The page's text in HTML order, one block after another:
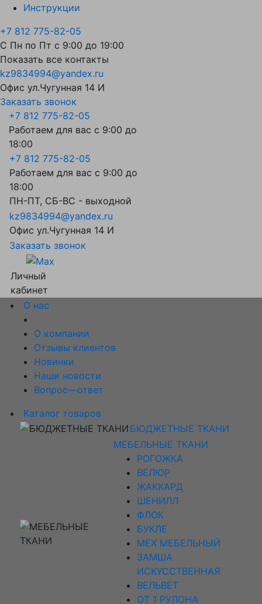
Инструкции
+7 812 775-82-05
С Пн по Пт с 9:00 до 19:00
Показать все контакты
kz9834994@yandex.ru
Офис ул.Чугунная 14 И
Заказать звонок
+7 812 775-82-05
Работаем для вас с 9:00 до
18:00
+7 812 775-82-05
Работаем для вас с 9:00 до
18:00
ПН-ПТ, СБ-ВС - выходной
kz9834994@yandex.ru
Офис ул.Чугунная 14 И
Заказать звонок
Личный
кабинет
О нас
О компании
Отзывы клиентов
Новинки
Наши новости
Вопрос—ответ
Каталог товаров
БЮДЖЕТНЫЕ ТКАНИ
МЕБЕЛЬНЫЕ ТКАНИ
РОГОЖКА
ВЕЛЮР
ЖАККАРД
ШЕНИЛЛ
ФЛОК
БУКЛЕ
МЕХ МЕБЕЛЬНЫЙ
ЗАМША
ИСКУССТВЕННАЯ
ВЕЛЬВЕТ
ОТ 1 РУЛОНА